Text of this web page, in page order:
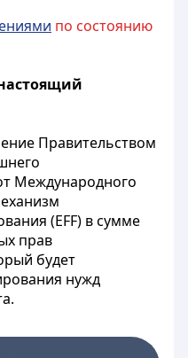
по состоянию
Правительством
Международного
(EFF) в сумме
прав
будет
нужд